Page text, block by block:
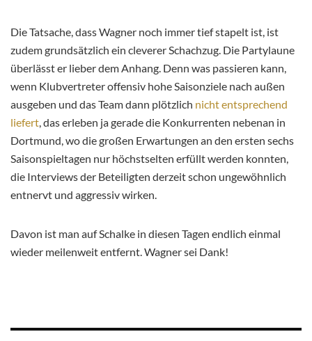
Die Tatsache, dass Wagner noch immer tief stapelt ist, ist
zudem grundsätzlich ein cleverer Schachzug. Die Partylaune
überlässt er lieber dem Anhang. Denn was passieren kann,
wenn Klubvertreter offensiv hohe Saisonziele nach außen
ausgeben und das Team dann plötzlich nicht entsprechend
liefert , das erleben ja gerade die Konkurrenten nebenan in
Dortmund, wo die großen Erwartungen an den ersten sechs
Saisonspieltagen nur höchstselten erfüllt werden konnten,
die Interviews der Beteiligten derzeit schon ungewöhnlich
entnervt und aggressiv wirken.
Davon ist man auf Schalke in diesen Tagen endlich einmal
wieder meilenweit entfernt. Wagner sei Dank!